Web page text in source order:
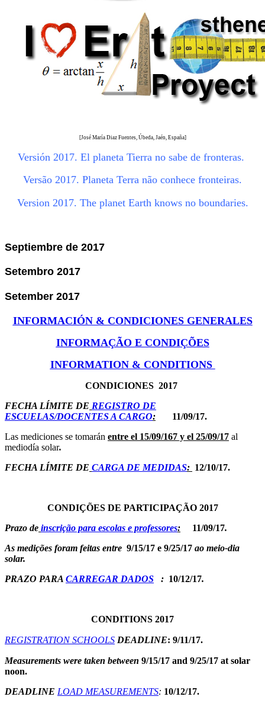
[José María Diaz Fuentes, Úbeda, Jaén, España]
Versión 2017. El planeta Tierra no sabe de fronteras.
Versão 2017. Planeta Terra não conhece fronteiras.
Version 2017. The planet Earth knows no boundaries.
Septiembre de 2017
Setembro 2017
Setember 2017
INFORMACIÓN & CONDICIONES GENERALES
INFORMAÇÃO E CONDIÇÕES
INFORMATION & CONDITIONS
CONDICIONES 2017
FECHA LÍMITE DE REGISTRO DE
ESCUELAS/DOCENTES A CARGO: 11/09/17.
Las mediciones se tomarán entre el 15/09/167 y el 25/09/17 al
mediodía solar.
FECHA LÍMITE DE CARGA DE MEDIDAS: 12/10/17.
CONDIÇÕES DE PARTICIPAÇÃO 2017
Prazo de inscrição para escolas e professores: 11/09/17.
As medições foram feitas entre 9/15/17 e 9/25/17 ao meio-dia
solar.
PRAZO PARA CARREGAR DADOS : 10/12/17.
CONDITIONS 2017
REGISTRATIONSCHOOLS DEADLINE: 9/11/17.
Measurements were taken between 9/15/17 and 9/25/17 at solar
noon.
DEADLINE LOAD MEASUREMENTS: 10/12/17.